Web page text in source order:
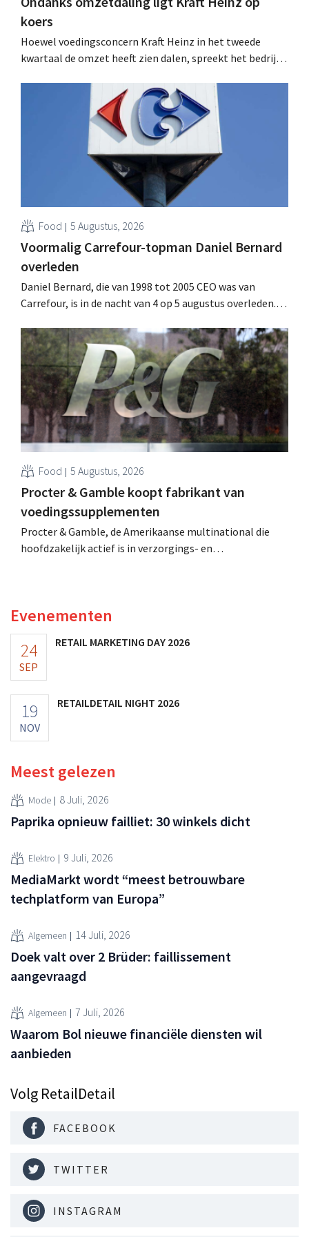
koers
Hoewel voedingsconcern Kraft Heinz in het tweede
kwartaal de omzet heeft zien dalen, spreekt het bedrijf
multinational verhoogt de investeringen en de
vooruitzichten.
Food 5 Augustus, 2026
Voormalig Carrefour-topman Daniel Bernard
overleden
Daniel Bernard, die van 1998 tot 2005 CEO was van
Carrefour, is in de nacht van 4 op 5 augustus overleden.
retailer, realiseerde de fusie met Promodès en nam
toenmalig Belgisch marktleider GB over.
Food 5 Augustus, 2026
Procter & Gamble koopt fabrikant van
voedingssupplementen
Procter & Gamble, de Amerikaanse multinational die
hoofdzakelijk actief is in verzorgings- en
Evenementen
24
SEP
RETAIL MARKETING DAY 2026
19
NOV
RETAILDETAIL NIGHT 2026
Meest gelezen
Mode 8 Juli, 2026
Paprika opnieuw failliet: 30 winkels dicht
Elektro 9 Juli, 2026
MediaMarkt wordt “meest betrouwbare
techplatform van Europa”
Algemeen 14 Juli, 2026
Doek valt over 2 Brüder: faillissement
aangevraagd
Algemeen 7 Juli, 2026
Waarom Bol nieuwe financiële diensten wil
aanbieden
Volg RetailDetail
FACEBOOK
TWITTER
INSTAGRAM